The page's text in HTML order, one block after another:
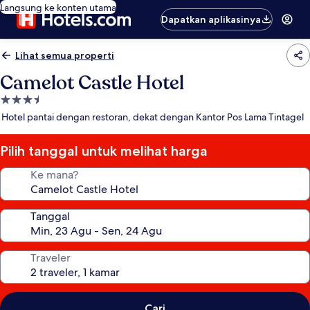
Langsung ke konten utama
Dapatkan aplikasinya
Lihat semua properti
Camelot Castle Hotel
Properti
bintang
Hotel pantai dengan restoran, dekat dengan Kantor Pos Lama Tintagel
Pilih tanggal untuk melihat harga
Ke mana?
Tanggal
Traveler